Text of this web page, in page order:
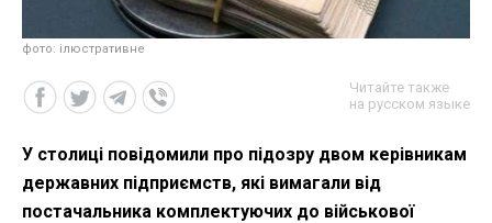
фото: ілюстративне
Читайте также
на русском языке
У столиці повідомили про підозру двом керівникам
державних підприємств, які вимагали від
постачальника комплектуючих до військової